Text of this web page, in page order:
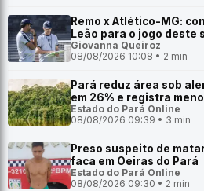
Remo x Atlético-MG:
Leão para o jogo deste
Giovanna Queiroz
08/08/2026 10:08 • 2 min
Pará reduz área sob
em 26% e registra
Estado do Pará Online
08/08/2026 09:39 • 3 min
Preso suspeito de
faca em Oeiras do Pará
Estado do Pará Online
08/08/2026 09:30 • 2 min